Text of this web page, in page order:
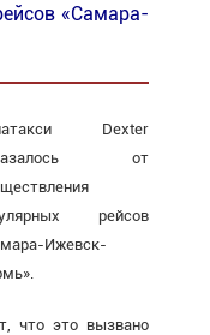
«Самара-
Dexter
от
рейсов
Ижевск-
что это вызвано